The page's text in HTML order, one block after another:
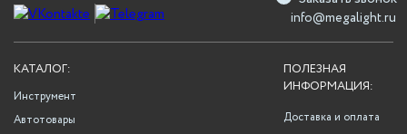
info@megalight.ru
ПОЛЕЗНАЯ
ИНФОРМАЦИЯ:
Доставка и оплата
КАТАЛОГ:
Инструмент
Автотовары